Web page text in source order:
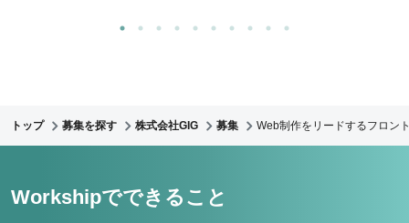
トップ 募集を探す 株式会社GIG 募集 Web制作をリードするフロン
Workshipでできること